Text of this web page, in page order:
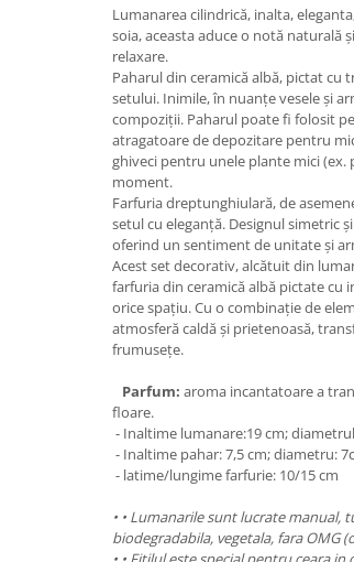
Lumanarea cilindrică, inalta,
soia, aceasta aduce o notă
relaxare.
Paharul din ceramică albă, pictat cu
setului. Inimile, în nuanțe vesele și
compoziții. Paharul poate fi folosit
atragatoare de depozitare pentru
ghiveci pentru unele plante mici (ex.
moment.
Farfuria dreptunghiulară, de
setul cu eleganță. Designul simetric
oferind un sentiment de unitate și
Acest set decorativ, alcătuit din
farfuria din ceramică albă pictate
orice spațiu. Cu o combinație de
atmosferă caldă și prietenoasă,
frumusețe.
Parfum: aroma incantatoare a
floare.
- Inaltime lumanare:19 cm;
- Inaltime pahar: 7,5 cm; diametru:
- latime/lungime farfurie: 10/15 cm
• • Lumanarile sunt lucrate manual,
biodegradabila, vegetala, fara OMG